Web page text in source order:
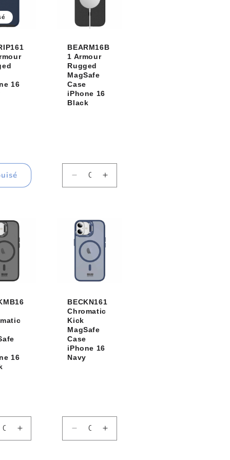
16
BEARM16B
1 Armour
Rugged
MagSafe
Case
iPhone 16
Black
Réduire
la
Default
Title
Augmenter
la
Default
16
Augmenter
la
BECKN161
Chromatic
Kick
MagSafe
Case
iPhone 16
Navy
Réduire
la
Augmenter
la